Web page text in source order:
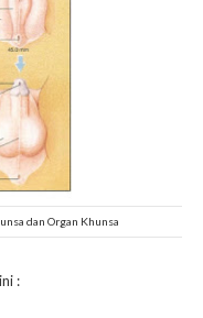
dan Organ Khunsa
: